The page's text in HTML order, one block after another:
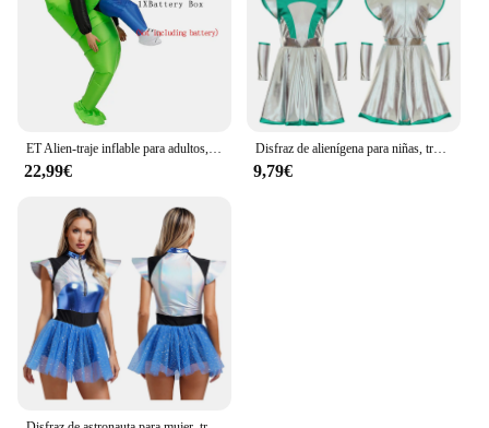
ET Alien-traje inflable para adultos, disfraz de Alien, monstruo, verde aterrador, Cosplay, fiesta, Festival, escenario
22,99€
Disfraz de alienígena para niñas, traje de Cosplay del espacio exterior, vestido metálico sin mangas con manga de brazo, Aro para el pelo, traje de Halloween para hombre espacial
9,79€